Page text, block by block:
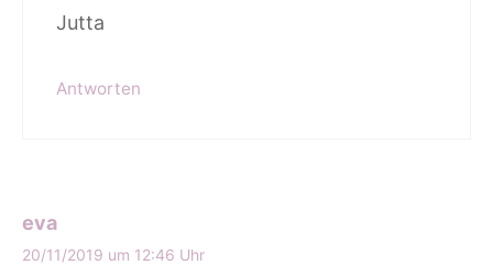
Jutta
Antworten
eva
20/11/2019 um 12:46 Uhr